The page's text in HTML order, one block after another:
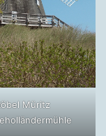
Müritz